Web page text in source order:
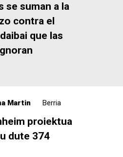
se suman a la
contra el
que las
Martin Berria
proiektua
dute 374